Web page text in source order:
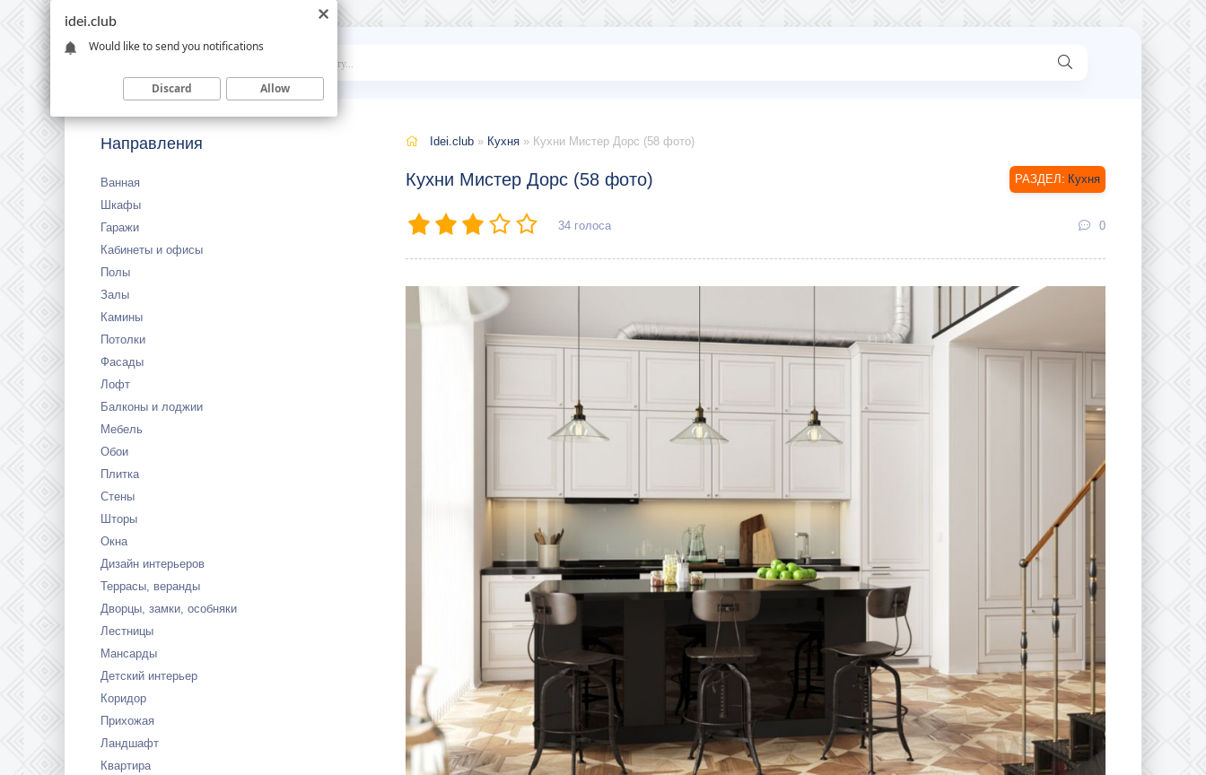
Idei
Направления
Ванная
Шкафы
Гаражи
Кабинеты и офисы
Полы
Залы
Камины
Потолки
Фасады
Лофт
Балконы и лоджии
Мебель
Обои
Плитка
Стены
Шторы
Окна
Дизайн интерьеров
Террасы, веранды
Дворцы, замки, особняки
Лестницы
Мансарды
Детский интерьер
Коридор
Прихожая
Ландшафт
Квартира
Idei.club » Кухня » Кухни Мистер Дорс (58 фото)
Кухни Мистер Дорс (58 фото) Кухня
34 голоса 0
idei.club
Would like to send you notifications
Discard Allow